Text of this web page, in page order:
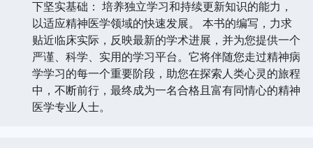
下坚实基础： 培养独立学习和持续更新知识的能力，
以适应精神医学领域的快速发展。 本书的编写，力求
贴近临床实际，反映最新的学术进展，并为您提供一个
严谨、科学、实用的学习平台。它将伴随您走过精神病
学学习的每一个重要阶段，助您在探索人类心灵的旅程
中，不断前行，最终成为一名合格且富有同情心的精神
医学专业人士。